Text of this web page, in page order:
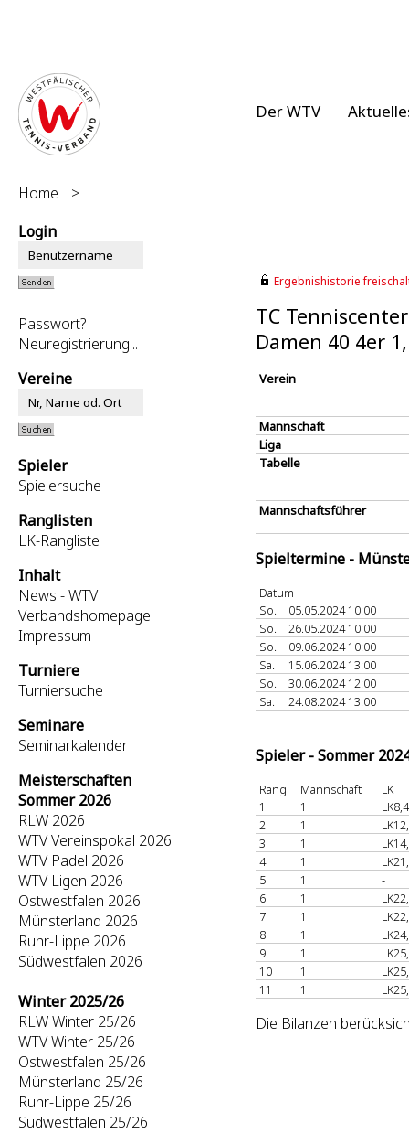
Der WTV
Home
>
Login
Passwort?
Neuregistrierung...
Vereine
Spieler
Spielersuche
Ranglisten
LK-Rangliste
Inhalt
News - WTV
Verbandshomepage
Impressum
Turniere
Turniersuche
Seminare
Seminarkalender
Meisterschaften
Sommer 2026
RLW 2026
WTV Vereinspokal 2026
WTV Padel 2026
WTV Ligen 2026
Ostwestfalen 2026
Münsterland 2026
Ruhr-Lippe 2026
Südwestfalen 2026
Winter 2025/26
RLW Winter 25/26
WTV Winter 25/26
Ostwestfalen 25/26
Münsterland 25/26
Ruhr-Lippe 25/26
Südwestfalen 25/26
Ergebnishistorie
TC
Damen 40 4er
Verein
Mannschaft
Liga
Tabelle
Mannschaftsführer
Spieltermine -
Datum
So.
05.05.2024 10:00
So.
26.05.2024 10:00
So.
09.06.2024 10:00
Sa.
15.06.2024 13:00
So.
30.06.2024 12:00
Sa.
24.08.2024 13:00
Spieler - Sommer
Rang Mannschaft
LK
1
1
LK8,4
2
1
3
1
4
1
5
1
-
6
1
7
1
8
1
9
1
10
1
11
1
Die Bilanzen